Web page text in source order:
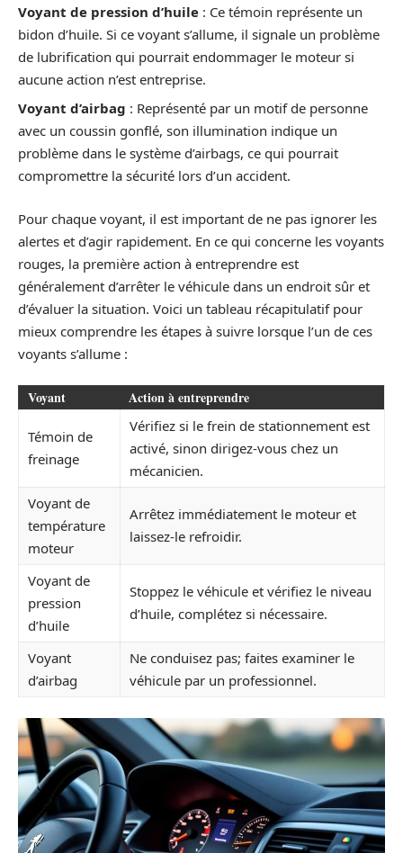
Voyant de pression d’huile : Ce témoin représente un
bidon d’huile. Si ce voyant s’allume, il signale un problème
de lubrification qui pourrait endommager le moteur si
aucune action n’est entreprise.
Voyant d’airbag : Représenté par un motif de personne
avec un coussin gonflé, son illumination indique un
problème dans le système d’airbags, ce qui pourrait
compromettre la sécurité lors d’un accident.
Pour chaque voyant, il est important de ne pas ignorer les
alertes et d’agir rapidement. En ce qui concerne les voyants
rouges, la première action à entreprendre est
généralement d’arrêter le véhicule dans un endroit sûr et
d’évaluer la situation. Voici un tableau récapitulatif pour
mieux comprendre les étapes à suivre lorsque l’un de ces
voyants s’allume :
Voyant Action à entreprendre
Témoin de
freinage
Vérifiez si le frein de stationnement est
activé, sinon dirigez-vous chez un
mécanicien.
Voyant de
température
moteur
Arrêtez immédiatement le moteur et
laissez-le refroidir.
Voyant de
pression
d’huile
Stoppez le véhicule et vérifiez le niveau
d’huile, complétez si nécessaire.
Voyant
d’airbag
Ne conduisez pas; faites examiner le
véhicule par un professionnel.